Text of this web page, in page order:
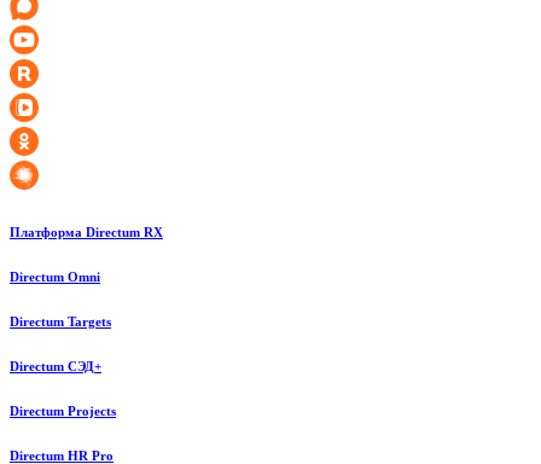
Платформа Directum RX
Directum Omni
Directum Targets
Directum СЭД+
Directum Projects
Directum HR Pro